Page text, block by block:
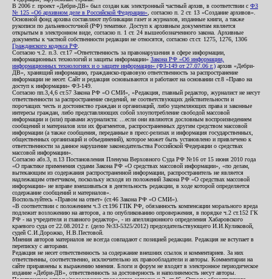
В 2006 г. проект «Дебри-ДВ» был создан как электронный частный архив, в соответствии с ФЗ
№ 125 «Об архивном деле в Российской Федерации» , согласно п. 2 ст. 13 «Создание архивов».
Основной фонд архива составляют публикации газет и журналов, изданные книги, а также
рукописи по дальневосточной (РФ) тематике. Доступ к архивным документам является
открытым в электронном виде, согласно п. 1 ст. 24 вышеобозначенного закона. Архивные
документы к частной собственности редакции не относятся, согласно ст.ст. 1275, 1276, 1306
Гражданского кодекса РФ
Согласно ч.2. п.3. ст.17 «Ответственность за правонарушения в сфере информации,
информационных технологий и защиты информации» Закона РФ «Об информации,
информационных технологиях и о защите информации» (ФЗ-149 от 27.07.06 г.) архив «Дебри-
ДВ», хранящий информацию, гражданско-правовую ответственность за распространение
информации не несет. Сайт и редакция основываются и работают на основании ст.8 «Право на
доступ к информации» ФЗ-149.
Согласно пп.3,4,6 ст.57 Закона РФ «О СМИ», «Редакция, главный редактор, журналист не несут
ответственности за распространение сведений, не соответствующих действительности и
порочащих честь и достоинство граждан и организаций, либо ущемляющих права и законные
интересы граждан, либо представляющих собой злоупотребление свободой массовой
информации и (или) правами журналиста: ...если они являются дословным воспроизведением
сообщений и материалов или их фрагментов, распространенных другим средством массовой
информации (а также сообщения, переданные в пресс-релизах и информация государственных,
общественных организаций и объединений), которое может быть установлено и привлечено к
ответственности за данное нарушение законодательства Российской Федерации о средствах
массовой информации».
Согласно абз.3, п.13 Постановления Пленума Верховного Суда РФ №16 от 15 июня 2010 года
«О практике применения судами Закона РФ «О средствах массовой информации», «по делам,
вытекающим из содержания распространенной информации, распространитель не является
надлежащим ответчиком, поскольку исходя из положений Закона РФ «О средствах массовой
информации» не вправе вмешиваться в деятельность редакции, в ходе которой определяется
содержание сообщений и материалов».
Воспользуйтесь «Правом на ответ» (ст.46 Закона РФ «О СМИ»).
«В соответствии с положением ч.3 ст.196 ГПК РФ, обязанность компенсации морального вреда
подлежит возложению на авторов, а по опубликованию опровержения, в порядке ч.2 ст.152 ГК
РФ - на учредителя и главного редактор», - из апелляционного определения Хабаровского
краевого суда от 22.08.2012 г. (дело №33-5325/2012) председательствующего И.И.Куликовой,
судей С.И.Дорожко, Н.В.Пестовой.
Мнения авторов материалов не всегда совпадают с позицией редакции. Редакция не вступает в
переписку с авторами.
Редакция не несет ответственность за содержание внешних ссылок и комментариев. За них
ответственны, соответственно, исключительно их правообладатели и авторы. Комментарии на
сайте приравнены к выражению мнения. Блоги и форум не входят в электронное периодическое
издание «Дебри-ДВ», ответственность за достоверность и наполняемость несут авторы.